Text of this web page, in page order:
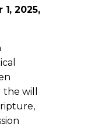
2025,
will